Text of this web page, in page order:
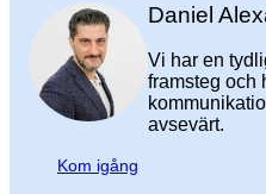
Daniel
Vi har en
framsteg och
avsevärt.
Kom igång